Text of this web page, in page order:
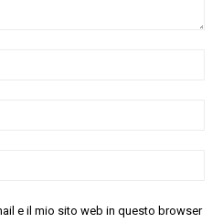
e il mio sito web in questo browser